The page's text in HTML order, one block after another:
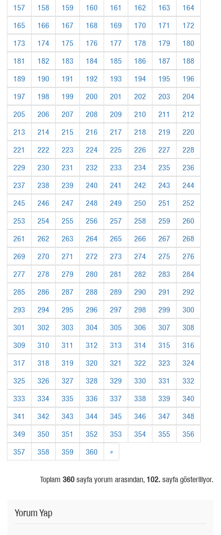
157
158 159 160 161 162 163
164
165
166 167 168 169 170 171
172
173
174 175 176 177 178 179
180
181
182 183 184 185 186 187
188
189
190 191 192 193 194 195
196
197
198 199 200 201 202 203
204
205
206 207 208 209 210 211
212
213
214 215 216 217 218 219
220
221
222 223 224 225 226 227
228
229
230 231 232 233 234 235
236
237
238 239 240 241 242 243
244
245
246 247 248 249 250 251
252
253
254 255 256 257 258 259
260
261
262 263 264 265 266 267
268
269
270 271 272 273 274 275
276
277
278 279 280 281 282 283
284
285
286 287 288 289 290 291
292
293
294 295 296 297 298 299
300
301
302 303 304 305 306 307
308
309
310 311 312 313 314 315
316
317
318 319 320 321 322 323
324
325
326 327 328 329 330 331
332
333
334 335 336 337 338 339
340
341
342 343 344 345 346 347
348
349
350 351 352 353 354 355
356
357
358 359 360 »
Toplam 360 sayfa yorum arasından, 102. sayfa gösteriliyor.
Yorum Yap